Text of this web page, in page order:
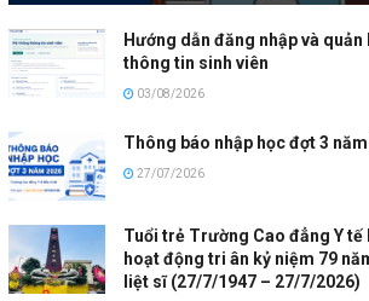
Hướng dẫn đăng nhập và
thông tin sinh viên
03/08/2026
Thông báo nhập học đợt 3
27/07/2026
Tuổi trẻ Trường Cao đẳng Y tế
hoạt động tri ân kỷ niệm 79
liệt sĩ (27/7/1947 – 27/7/2026)